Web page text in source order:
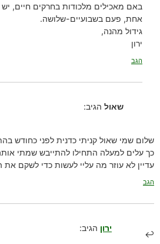
באם מאכילים מלכודות בחרקים חיים,
אחת, פעם בשבועיים-שלושה.
גידול מהנה,
ירון
הגב
שאול הגיב:
שלום שמי שאול קניתי כדנית לפני כחודש
כך עלים למעלה התחילו להתייבש שמתי
עדיין לא עוזר מה עליי לעשות כדי לשקם את
הגב
ירון הגיב: